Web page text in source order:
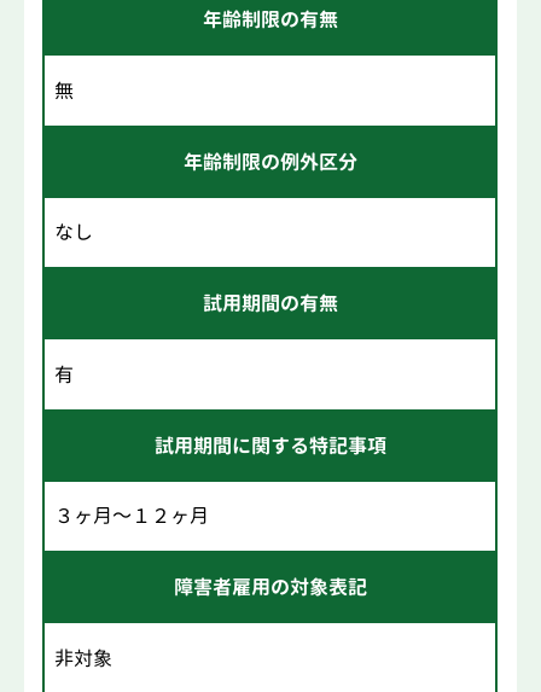
年齢制限の有無
無
年齢制限の例外区分
なし
試用期間の有無
有
試用期間に関する特記事項
３ヶ月～１２ヶ月
障害者雇用の対象表記
非対象